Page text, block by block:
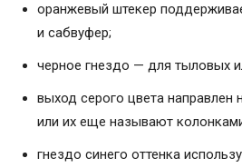
оранжевый штекер
и сабвуфер;
черное гнездо — для тыловых
выход серого цвета направлен
или их еще называют
гнездо синего оттенка